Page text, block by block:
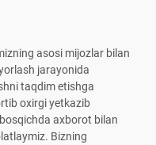
asosi mijozlar bilan
jarayonida
taqdim etishga
oxirgi yetkazib
axborot bilan
Bizning